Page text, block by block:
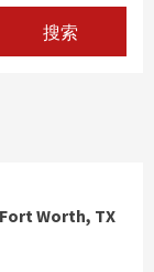
Worth, TX